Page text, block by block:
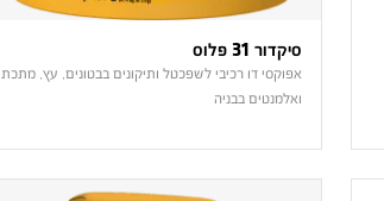
סיקדור 31 פלוס
אפוקסי דו רכיבי לשפכטל ותיקונים בבטונים, עץ, מתכת
ואלמנטים בבניה